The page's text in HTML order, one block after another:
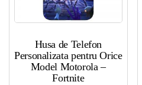
Husa de Telefon
Personalizata pentru Orice
Model Motorola –
Fortnite